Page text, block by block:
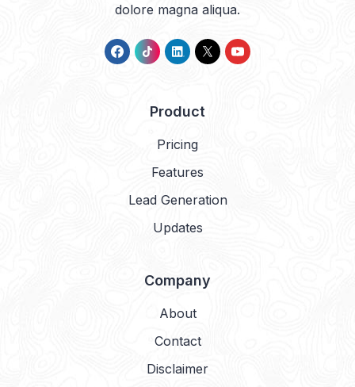
dolore magna aliqua.
Product
Pricing
Features
Lead Generation
Updates
Company
About
Contact
Disclaimer